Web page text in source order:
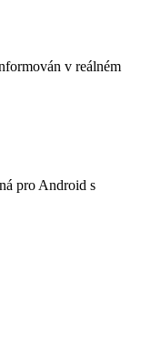
v reálném
pro Android s